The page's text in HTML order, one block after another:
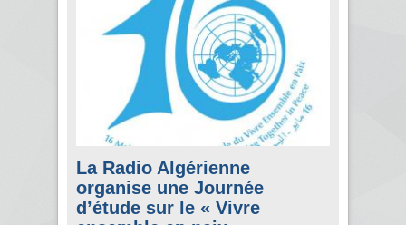
La Radio Algérienne
organise une Journée
d’étude sur le « Vivre